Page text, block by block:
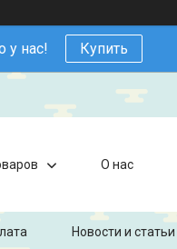
у нас! Купить
О нас
Новости и статьи